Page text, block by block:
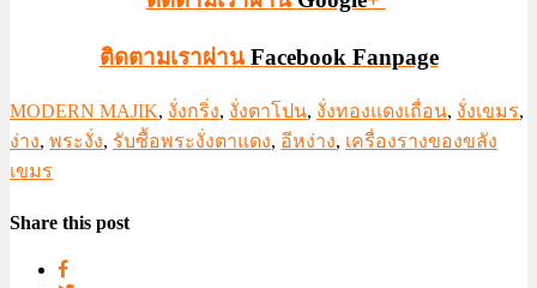
ติดตามเราผ่าน Facebook Fanpage
MODERN MAJIK, งั่งกริ่ง, งั่งตาโปน, งั่งทองแดงเถื่อน, งั่งเขมร,
ง่าง, พระงั่ง, รับซื้อพระงั่งตาแดง, อีหง่าง, เครื่องรางของขลัง
เขมร
Share this post